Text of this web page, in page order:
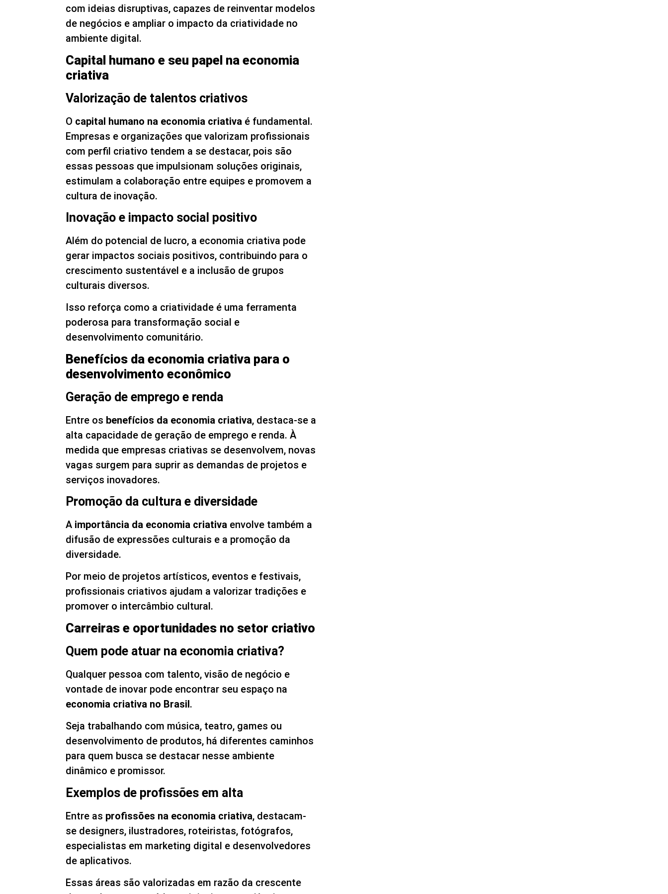
com ideias disruptivas, capazes de reinventar modelos
de negócios e ampliar o impacto da criatividade no
ambiente digital.
Capital humano e seu papel na economia
criativa
Valorização de talentos criativos
O capital humano na economia criativa é fundamental.
Empresas e organizações que valorizam profissionais
com perfil criativo tendem a se destacar, pois são
essas pessoas que impulsionam soluções originais,
estimulam a colaboração entre equipes e promovem a
cultura de inovação.
Inovação e impacto social positivo
Além do potencial de lucro, a economia criativa pode
gerar impactos sociais positivos, contribuindo para o
crescimento sustentável e a inclusão de grupos
culturais diversos.
Isso reforça como a criatividade é uma ferramenta
poderosa para transformação social e
desenvolvimento comunitário.
Benefícios da economia criativa para o
desenvolvimento econômico
Geração de emprego e renda
Entre os benefícios da economia criativa, destaca-se a
alta capacidade de geração de emprego e renda. À
medida que empresas criativas se desenvolvem, novas
vagas surgem para suprir as demandas de projetos e
serviços inovadores.
Promoção da cultura e diversidade
A importância da economia criativa envolve também a
difusão de expressões culturais e a promoção da
diversidade.
Por meio de projetos artísticos, eventos e festivais,
profissionais criativos ajudam a valorizar tradições e
promover o intercâmbio cultural.
Carreiras e oportunidades no setor criativo
Quem pode atuar na economia criativa?
Qualquer pessoa com talento, visão de negócio e
vontade de inovar pode encontrar seu espaço na
economia criativa no Brasil.
Seja trabalhando com música, teatro, games ou
desenvolvimento de produtos, há diferentes caminhos
para quem busca se destacar nesse ambiente
dinâmico e promissor.
Exemplos de profissões em alta
Entre as profissões na economia criativa, destacam-
se designers, ilustradores, roteiristas, fotógrafos,
especialistas em marketing digital e desenvolvedores
de aplicativos.
Essas áreas são valorizadas em razão da crescente